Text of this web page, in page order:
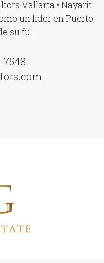
Vallarta • Nayarit
un líder en Puerto
su fu...
7548